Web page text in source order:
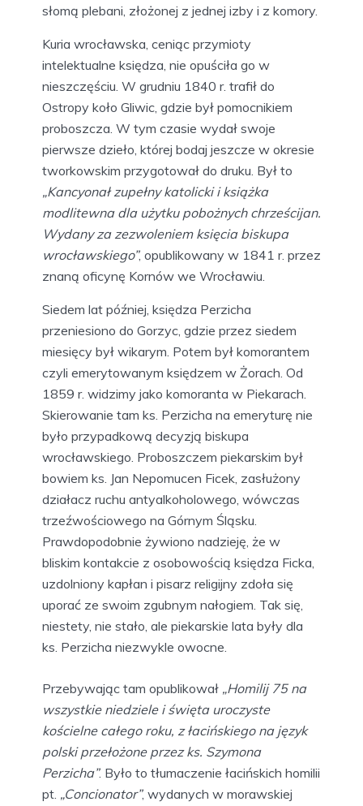
słomą plebani, złożonej z jednej izby i z komory.
Kuria wrocławska, ceniąc przymioty
intelektualne księdza, nie opuściła go w
nieszczęściu. W grudniu 1840 r. trafił do
Ostropy koło Gliwic, gdzie był pomocnikiem
proboszcza. W tym czasie wydał swoje
pierwsze dzieło, której bodaj jeszcze w okresie
tworkowskim przygotował do druku. Był to
„Kancyonał zupełny katolicki i książka
modlitewna dla użytku pobożnych chrześcijan.
Wydany za zezwoleniem księcia biskupa
wrocławskiego”, opublikowany w 1841 r. przez
znaną oficynę Kornów we Wrocławiu.
Siedem lat później, księdza Perzicha
przeniesiono do Gorzyc, gdzie przez siedem
miesięcy był wikarym. Potem był komorantem
czyli emerytowanym księdzem w Żorach. Od
1859 r. widzimy jako komoranta w Piekarach.
Skierowanie tam ks. Perzicha na emeryturę nie
było przypadkową decyzją biskupa
wrocławskiego. Proboszczem piekarskim był
bowiem ks. Jan Nepomucen Ficek, zasłużony
działacz ruchu antyalkoholowego, wówczas
trzeźwościowego na Górnym Śląsku.
Prawdopodobnie żywiono nadzieję, że w
bliskim kontakcie z osobowością księdza Ficka,
uzdolniony kapłan i pisarz religijny zdoła się
uporać ze swoim zgubnym nałogiem. Tak się,
niestety, nie stało, ale piekarskie lata były dla
ks. Perzicha niezwykle owocne.
Przebywając tam opublikował „Homilij 75 na
wszystkie niedziele i święta uroczyste
kościelne całego roku, z łacińskiego na język
polski przełożone przez ks. Szymona
Perzicha”. Było to tłumaczenie łacińskich homilii
pt. „Concionator”, wydanych w morawskiej